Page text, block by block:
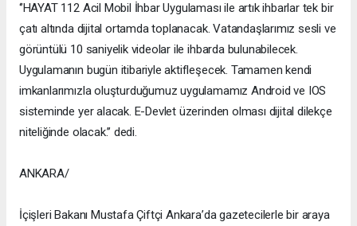
‘’HAYAT 112 Acil Mobil İhbar Uygulaması ile artık ihbarlar tek bir
çatı altında dijital ortamda toplanacak. Vatandaşlarımız sesli ve
görüntülü 10 saniyelik videolar ile ihbarda bulunabilecek.
Uygulamanın bugün itibariyle aktifleşecek. Tamamen kendi
imkanlarımızla oluşturduğumuz uygulamamız Android ve IOS
sisteminde yer alacak. E-Devlet üzerinden olması dijital dilekçe
niteliğinde olacak.’’ dedi.
ANKARA/
İçişleri Bakanı Mustafa Çiftçi Ankara’da gazetecilerle bir araya